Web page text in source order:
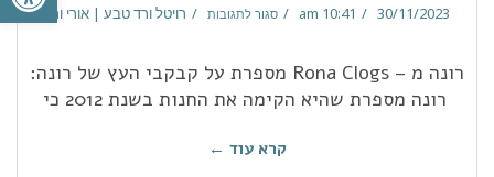
30/11/2023
10:41 am סגור לתגובות רויטל ורד טבע | אורי ורד
רונה מ – Rona Clogs מספרת על קבקבי העץ של רונה:
רונה מספרת שהיא הקימה את החנות בשנת 2012 כי
קרא עוד ←